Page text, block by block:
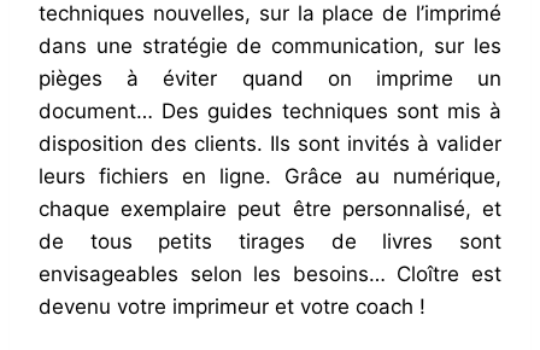
techniques nouvelles, sur la place de l’imprimé
dans une stratégie de communication, sur les
pièges à éviter quand on imprime un
document… Des guides techniques sont mis à
disposition des clients. Ils sont invités à valider
leurs fichiers en ligne. Grâce au numérique,
chaque exemplaire peut être personnalisé, et
de tous petits tirages de livres sont
envisageables selon les besoins… Cloître est
devenu votre imprimeur et votre coach !